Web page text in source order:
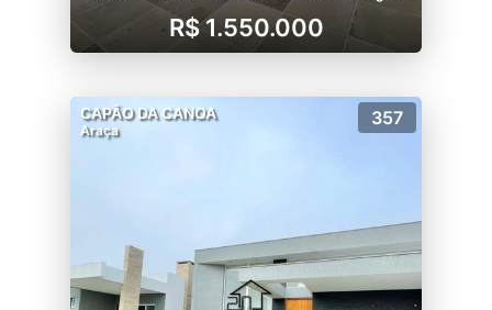
R$ 1.550.000
CAPÃO DA CANOA
Araça
357